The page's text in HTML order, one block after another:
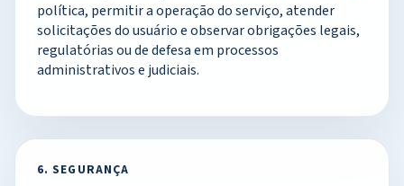
política, permitir a operação do serviço, atender
solicitações do usuário e observar obrigações legais,
regulatórias ou de defesa em processos
administrativos e judiciais.
6. SEGURANÇA